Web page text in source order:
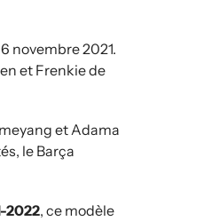
novembre 2021.
et Frenkie de
et Adama
le Barça
2022, ce modèle